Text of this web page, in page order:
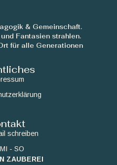
& Gemeinschaft.
Fantasien strahlen.
für alle Generationen
schreiben
MI - SO
ZAUBEREI